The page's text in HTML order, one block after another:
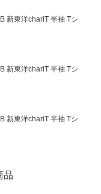
新東洋chariT 半袖 Tシ
新東洋chariT 半袖 Tシ
新東洋chariT 半袖 Tシ
品